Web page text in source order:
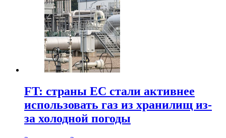
FT: страны ЕС стали активнее
использовать газ из хранилищ из-
за холодной погоды